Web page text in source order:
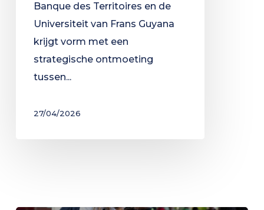
Banque des Territoires en de
Universiteit van Frans Guyana
krijgt vorm met een
strategische ontmoeting
tussen...
27/04/2026